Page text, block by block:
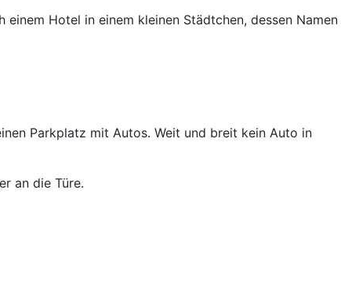
Hotel in einem kleinen Städtchen, dessen Namen
Parkplatz mit Autos. Weit und breit kein Auto in
an die Türe.